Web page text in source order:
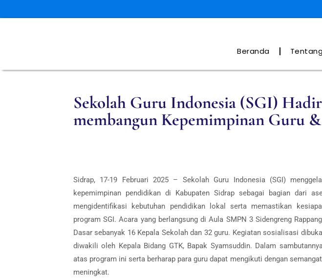
Beranda
Sekolah Guru Indonesia (SGI)
membangun Kepemimpinan Guru
Sidrap, 17-19 Februari 2025 – Sekolah Guru Indonesia (SGI)
kepemimpinan pendidikan di Kabupaten Sidrap sebagai bagian dari
mengidentifikasi kebutuhan pendidikan lokal serta memastikan
program SGI. Acara yang berlangsung di Aula SMPN 3 Sidengreng
Dasar sebanyak 16 Kepala Sekolah dan 32 guru. Kegiatan sosialisasi
diwakili oleh Kepala Bidang GTK, Bapak Syamsuddin. Dalam
atas program ini serta berharap para guru dapat mengikuti dengan
meningkat.